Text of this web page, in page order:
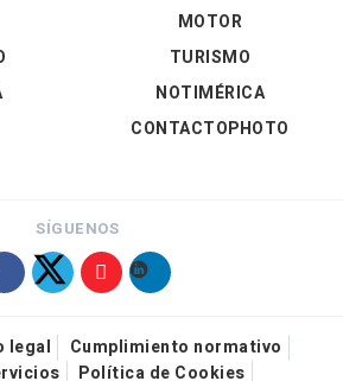
MOTOR
TURISMO
NOTIMÉRICA
CONTACTOPHOTO
SÍGUENOS
legal
Cumplimiento normativo
Política de Cookies